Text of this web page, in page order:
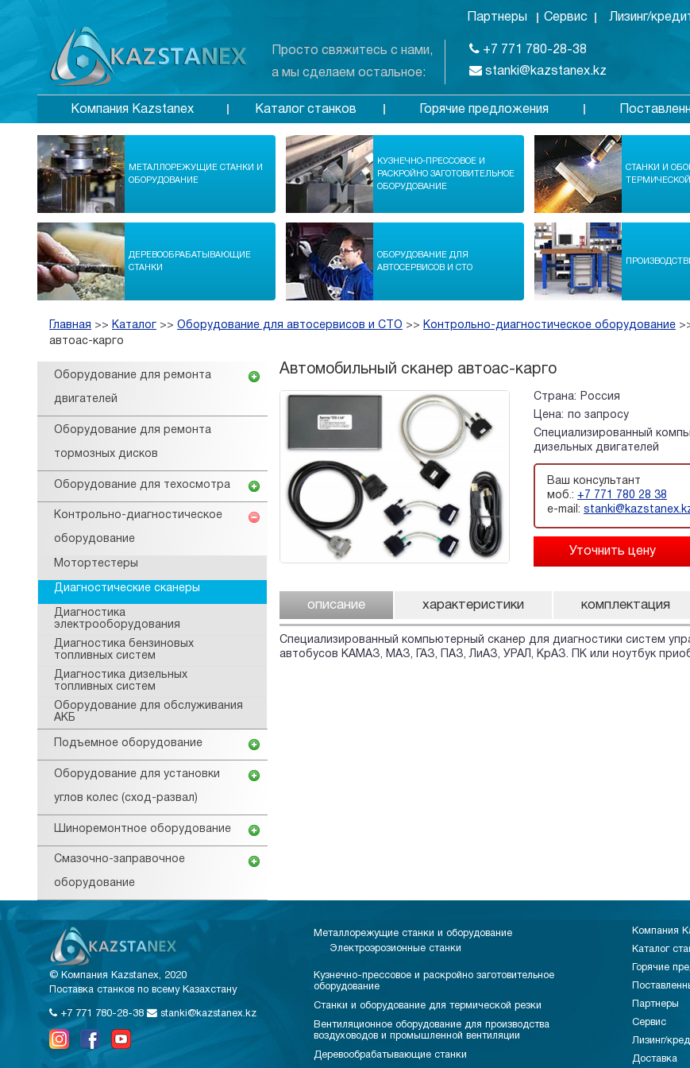
Просто свяжитесь с нами,
а мы сделаем остальное:
Партнеры Сервис Лизинг/
+7 771 780-28-38
stanki@kazstanex.kz
Компания Kazstanex Каталог станков Горячие предложения
МЕТАЛЛОРЕЖУЩИЕ СТАНКИ И
ОБОРУДОВАНИЕ
КУЗНЕЧНО-ПРЕССОВОЕ И
РАСКРОЙНО ЗАГОТОВИТЕЛЬНОЕ
ОБОРУДОВАНИЕ
СТАНКИ И
ДЕРЕВООБРАБАТЫВАЮЩИЕ
СТАНКИ
ОБОРУДОВАНИЕ ДЛЯ
АВТОСЕРВИСОВ И СТО
Главная >> Каталог >> Оборудование для автосервисов и СТО >> Контрольно-диагностическое оборудование
автоас-карго
Оборудование для ремонта
двигателей
Оборудование для ремонта
тормозных дисков
Оборудование для техосмотра
Контрольно-диагностическое
оборудование
Мотортестеры
Диагностические сканеры
Диагностика
электрооборудования
Диагностика бензиновых
топливных систем
Диагностика дизельных
топливных систем
Оборудование для обслуживания
АКБ
Подъемное оборудование
Оборудование для установки
углов колес (сход-развал)
Шиноремонтное оборудование
Смазочно-заправочное
оборудование
Автомобильный сканер автоас-карго
Страна:
Россия
Цена: по запросу
Специализированный
дизельных двигателей
Ваш консультант
моб.: +7 771 780 28 38
e-mail:
описание характеристики комплектация
Специализированный компьютерный сканер для диагностики систем
автобусов КАМАЗ, МАЗ, ГАЗ, ПАЗ, ЛиАЗ, УРАЛ, КрАЗ. ПК или ноутбук
© Компания Kazstanex, 2020
Поставка станков по всему Казахстану
+7 771 780-28-38 stanki@kazstanex.kz
Металлорежущие станки и оборудование
Электроэрозионные станки
Кузнечно-прессовое и раскройно заготовительное
оборудование
Станки и оборудование для термической резки
Вентиляционное оборудование для производства
воздуховодов и промышленной вентиляции
Деревообрабатывающие станки
Компания
Каталог
Горячие
Партнеры
Сервис
Лизинг/
Доставка